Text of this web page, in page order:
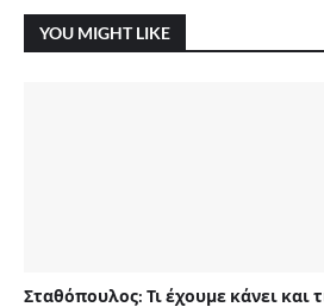
YOU MIGHT LIKE
Σταθόπουλος: Τι έχουμε κάνει και